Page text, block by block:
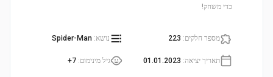
כדי משחק!
מספר חלקים:
223 נושא:
Spider-Man
תאריך יציאה:
01.01.2023 גיל מינימום:
7+